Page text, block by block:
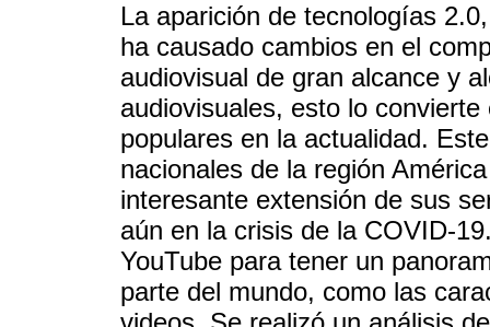
La aparición de tecnologías
ha causado cambios en el
audiovisual de gran alcance y
audiovisuales, esto lo
populares en la actualidad.
nacionales de la región
interesante extensión de sus
aún en la crisis de la COVID-
YouTube para tener un
parte del mundo, como las